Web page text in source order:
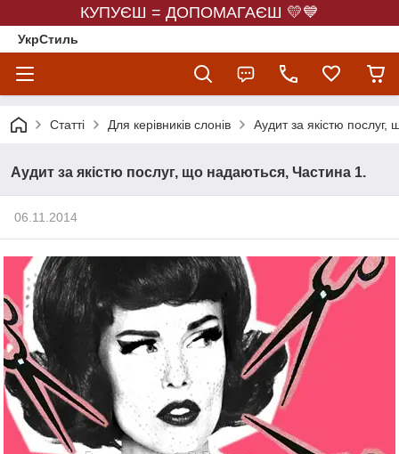
КУПУЄШ = ДОПОМАГАЄШ 💛💙
УкрСтиль
Статті Для керівників слонів Аудит за якістю
Аудит за якістю послуг, що надаються, Частина 1.
06.11.2014